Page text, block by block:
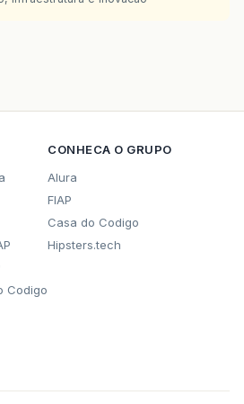
Codigo
CONHECA O GRUPO
Alura
FIAP
Casa do Codigo
Hipsters.tech